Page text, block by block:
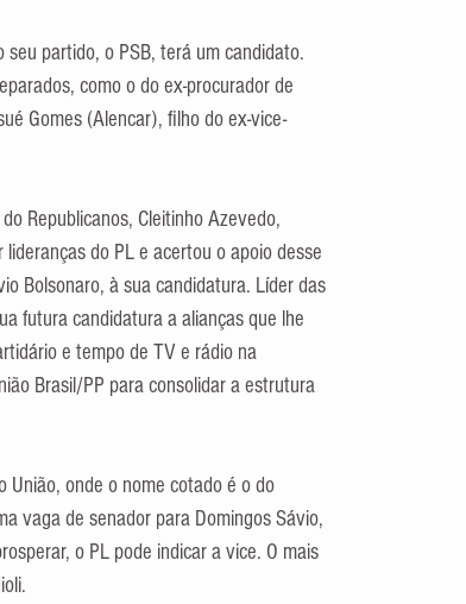
partido, o PSB, terá um candidato.
como o do ex-procurador de
Gomes (Alencar), filho do ex-vice-
Republicanos, Cleitinho Azevedo,
do PL e acertou o apoio desse
Bolsonaro, à sua candidatura. Líder das
futura candidatura a alianças que lhe
e tempo de TV e rádio na
Brasil/PP para consolidar a estrutura
União, onde o nome cotado é o do
vaga de senador para Domingos Sávio,
o PL pode indicar a vice. O mais